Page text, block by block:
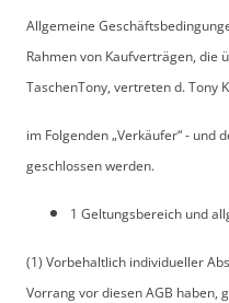
Allgemeine
Rahmen von Kaufverträgen, die
TaschenTony, vertreten d. Tony
im Folgenden „Verkäufer“ - und
geschlossen werden.
1 Geltungsbereich und
(1) Vorbehaltlich individueller
Vorrang vor diesen AGB haben,